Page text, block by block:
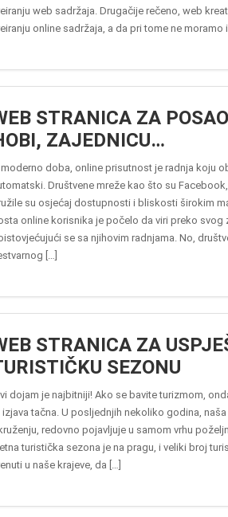
web sadržaja. Drugačije rečeno, web
online sadržaja, a da pri tome ne moramo
STRANICA ZA
ZAJEDNICU…
moderno doba, online prisutnost je radnja koju
Društvene mreže kao što su
su osjećaj dostupnosti i bliskosti širokim
online korisnika je počelo da viri preko svog
se sa njihovim radnjama. No,
[…]
STRANICA ZA
SEZONU
dojam je najbitniji! Ako se bavite turizmom,
izjava tačna. U posljednjih nekoliko godina,
redovno pojavljuje u samom vrhu
turistička sezona je na pragu, i veliki broj
u naše krajeve, da […]